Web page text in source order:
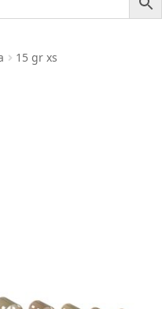
15 gr xs